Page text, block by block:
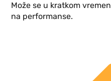
Može se u kratkom
na performanse.